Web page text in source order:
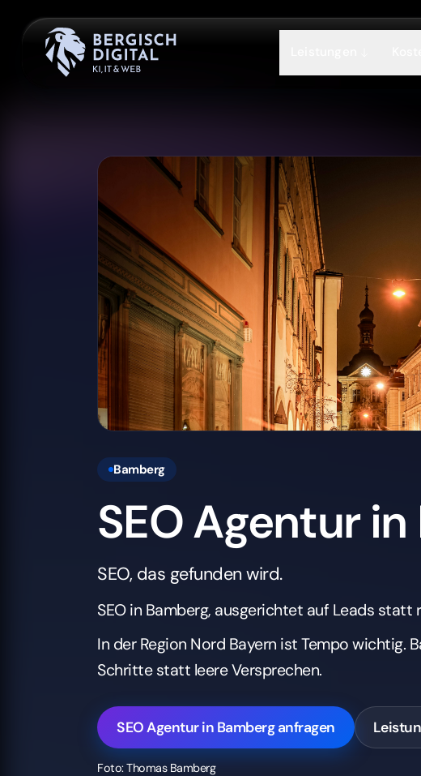
Bamberg
SEO Agentur
SEO, das gefunden wird.
SEO in Bamberg, ausgerichtet auf Leads statt
In der Region Nord Bayern ist Tempo wichtig.
Schritte statt leere Versprechen.
SEO Agentur in Bamberg anfragen
Foto: Thomas Bamberg